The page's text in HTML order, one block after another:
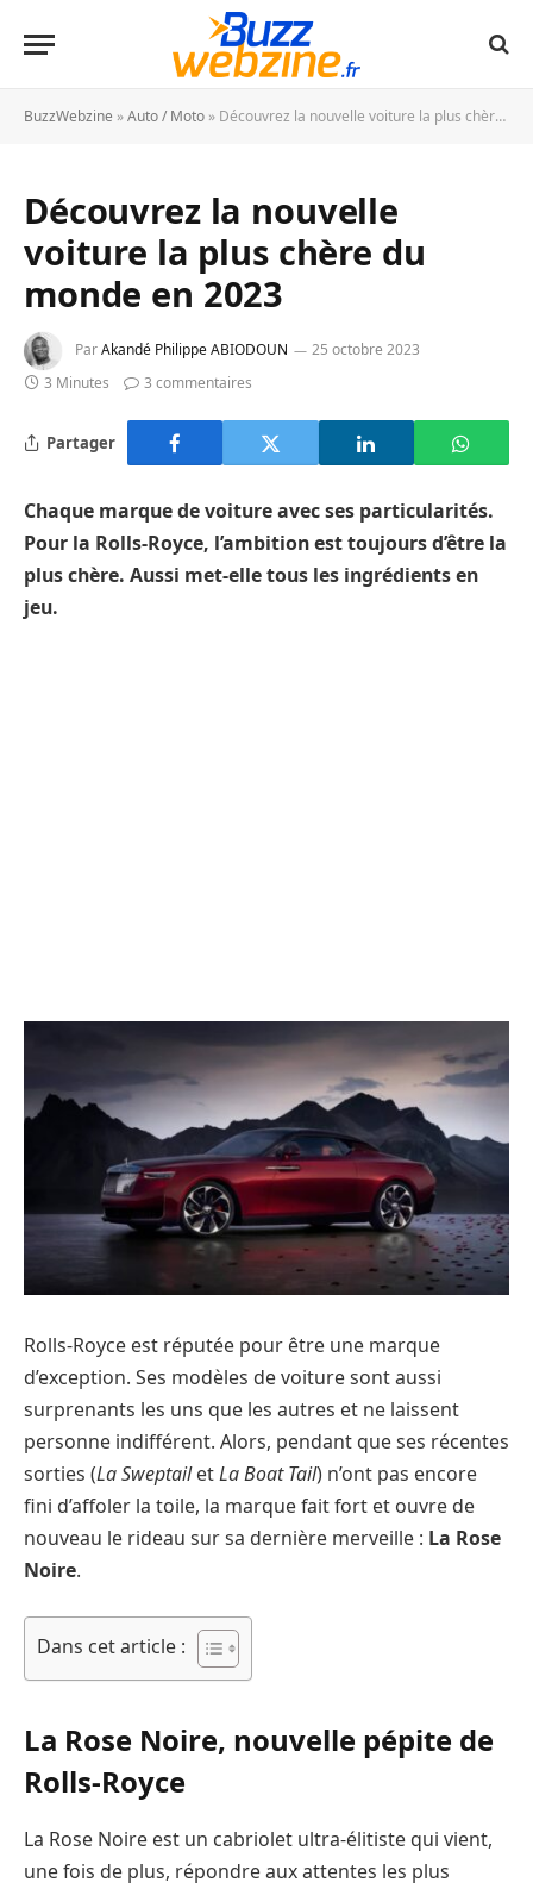
BuzzWebzine »Auto / Moto » Découvrez la nouvelle voiture la plus chère du monde en 2023
Découvrez la nouvelle
voiture la plus chère du
monde en 2023
ParAkandé Philippe ABIODOUN
25 octobre 2023
3 Minutes
3 commentaires
Partager
Chaque marque de voiture avec ses particularités.
Pour la Rolls-Royce, l’ambition est toujours d’être la
plus chère. Aussi met-elle tous les ingrédients en
jeu.
Rolls-Royce est réputée pour être une marque
d’exception. Ses modèles de voiture sont aussi
surprenants les uns que les autres et ne laissent
personne indifférent. Alors, pendant que ses récentes
sorties (La SweptailetLa Boat Tail) n’ont pas encore
fini d’affoler la toile, la marque fait fort et ouvre de
nouveau le rideau sur sa dernière merveille : La Rose
Noire.
Dans cet article :
La Rose Noire, nouvelle pépite de
Rolls-Royce
La Rose Noire est un cabriolet ultra-élitiste qui vient,
une fois de plus, répondre aux attentes les plus